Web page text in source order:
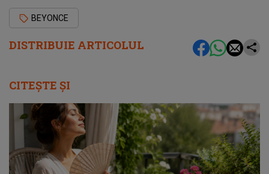
DISTRIBUIE ARTICOLUL
BEYONCE
CITEȘTE ȘI